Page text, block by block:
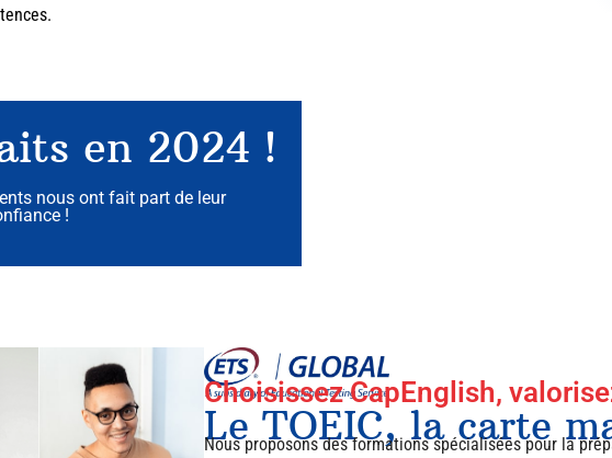
en 2024 !
nous ont fait part de leur
!
Choisissez CapEnglish,
Le TOEIC, la carte
Nous proposons des formations spécialisées pour la